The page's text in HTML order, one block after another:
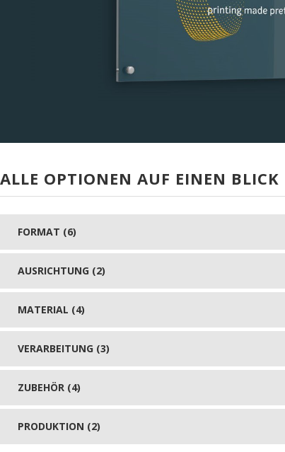
ALLE OPTIONEN AUF EINEN BLICK
FORMAT (6)
AUSRICHTUNG (2)
MATERIAL (4)
VERARBEITUNG (3)
ZUBEHÖR (4)
PRODUKTION (2)